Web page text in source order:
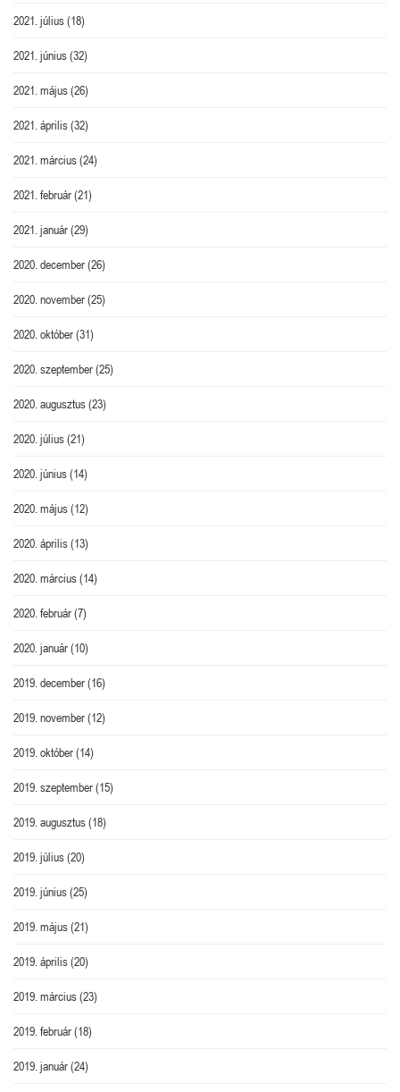
2021. július(18)
2021. június(32)
2021. május(26)
2021. április(32)
2021. március(24)
2021. február(21)
2021. január(29)
2020. december(26)
2020. november(25)
2020. október(31)
2020. szeptember(25)
2020. augusztus(23)
2020. július(21)
2020. június(14)
2020. május(12)
2020. április(13)
2020. március(14)
2020. február(7)
2020. január(10)
2019. december(16)
2019. november(12)
2019. október(14)
2019. szeptember(15)
2019. augusztus(18)
2019. július(20)
2019. június(25)
2019. május(21)
2019. április(20)
2019. március(23)
2019. február(18)
2019. január(24)